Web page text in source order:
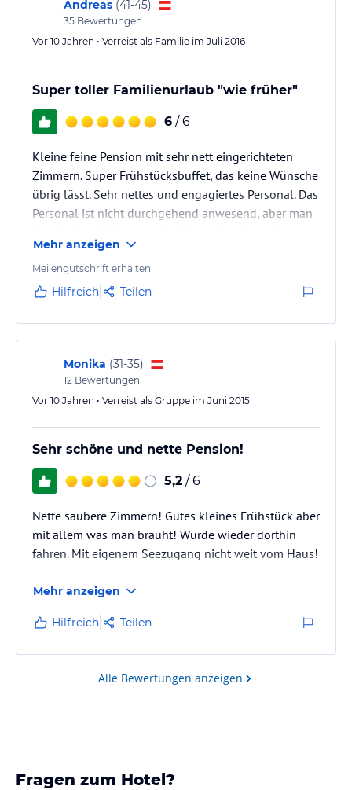
Andreas (41-45)
35 Bewertungen
Vor 10 Jahren • Verreist als Familie im Juli 2016
Super toller Familienurlaub "wie früher"
6 / 6
Kleine feine Pension mit sehr nett eingerichteten
Zimmern. Super Frühstücksbuffet, das keine Wünsche
übrig lässt. Sehr nettes und engagiertes Personal. Das
Personal ist nicht durchgehend anwesend, aber man
gelegenen Hotel Royal X (unter dessen Führung die
Pension steht) angeben und es wird so bald als
möglich erfüllt. Das Abendessen (ebenfalls im Hotel
Mehr anzeigen
Meilengutschrift erhalten
Hilfreich Teilen
Monika (31-35)
12 Bewertungen
Vor 10 Jahren • Verreist als Gruppe im Juni 2015
Sehr schöne und nette Pension!
5,2 / 6
Nette saubere Zimmern! Gutes kleines Frühstück aber
mit allem was man brauht! Würde wieder dorthin
fahren. Mit eigenem Seezugang nicht weit vom Haus!
Mehr anzeigen
Hilfreich Teilen
Alle Bewertungen anzeigen
Fragen zum Hotel?